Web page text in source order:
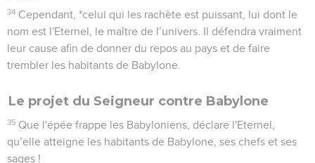
34 Cependant, *celui qui les rachète est puissant, lui dont le
nom est l'Eternel, le maître de l’univers. Il défendra vraiment
leur cause afin de donner du repos au pays et de faire
trembler les habitants de Babylone.
Le projet du Seigneur contre Babylone
35 Que l'épée frappe les Babyloniens, déclare l'Eternel,
qu’elle atteigne les habitants de Babylone, ses chefs et ses
sages !